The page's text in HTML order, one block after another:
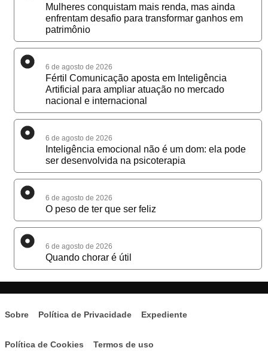
Mulheres conquistam mais renda, mas ainda
enfrentam desafio para transformar ganhos em
patrimônio
6 de agosto de 2026
Fértil Comunicação aposta em Inteligência
Artificial para ampliar atuação no mercado
nacional e internacional
6 de agosto de 2026
Inteligência emocional não é um dom: ela pode
ser desenvolvida na psicoterapia
6 de agosto de 2026
O peso de ter que ser feliz
6 de agosto de 2026
Quando chorar é útil
Sobre Política de Privacidade Expediente
Política de Cookies Termos de uso